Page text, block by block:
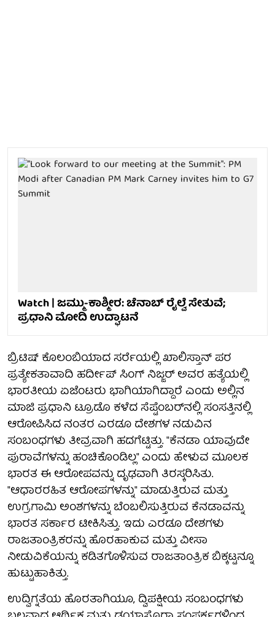
Watch | ಜಮ್ಮು-ಕಾಶ್ಮೀರ: ಚೆನಾಬ್ ರೈಲ್ವೆ ಸೇತುವೆ;
ಪ್ರಧಾನಿ ಮೋದಿ ಉದ್ಘಾಟನೆ
ಬ್ರಿಟಿಷ್ ಕೊಲಂಬಿಯಾದ ಸರ್ರೆಯಲ್ಲಿ ಖಾಲಿಸ್ತಾನ್ ಪರ
ಪ್ರತ್ಯೇಕತಾವಾದಿ ಹರ್ದೀಪ್ ಸಿಂಗ್ ನಿಜ್ಜರ್ ಅವರ ಹತ್ಯೆಯಲ್ಲಿ
ಭಾರತೀಯ ಏಜೆಂಟರು ಭಾಗಿಯಾಗಿದ್ದಾರೆ ಎಂದು ಅಲ್ಲಿನ
ಮಾಜಿ ಪ್ರಧಾನಿ ಟ್ರೂಡೊ ಕಳೆದ ಸೆಪ್ಟೆಂಬರ್‌ನಲ್ಲಿ ಸಂಸತ್ತಿನಲ್ಲಿ
ಆರೋಪಿಸಿದ ನಂತರ ಎರಡೂ ದೇಶಗಳ ನಡುವಿನ
ಸಂಬಂಧಗಳು ತೀವ್ರವಾಗಿ ಹದಗೆಟ್ಟಿತ್ತು. "ಕೆನಡಾ ಯಾವುದೇ
ಪುರಾವೆಗಳನ್ನು ಹಂಚಿಕೊಂಡಿಲ್ಲ" ಎಂದು ಹೇಳುವ ಮೂಲಕ
ಭಾರತ ಈ ಆರೋಪವನ್ನು ದೃಢವಾಗಿ ತಿರಸ್ಕರಿಸಿತು.
"ಆಧಾರರಹಿತ ಆರೋಪಗಳನ್ನು" ಮಾಡುತ್ತಿರುವ ಮತ್ತು
ಉಗ್ರಗಾಮಿ ಅಂಶಗಳನ್ನು ಬೆಂಬಲಿಸುತ್ತಿರುವ ಕೆನಡಾವನ್ನು
ಭಾರತ ಸರ್ಕಾರ ಟೀಕಿಸಿತ್ತು. ಇದು ಎರಡೂ ದೇಶಗಳು
ರಾಜತಾಂತ್ರಿಕರನ್ನು ಹೊರಹಾಕುವ ಮತ್ತು ವೀಸಾ
ನೀಡುವಿಕೆಯನ್ನು ಕಡಿತಗೊಳಿಸುವ ರಾಜತಾಂತ್ರಿಕ ಬಿಕ್ಕಟ್ಟನ್ನೂ
ಹುಟ್ಟುಹಾಕಿತ್ತು.
ಉದ್ವಿಗ್ನತೆಯ ಹೊರತಾಗಿಯೂ, ದ್ವಿಪಕ್ಷೀಯ ಸಂಬಂಧಗಳು